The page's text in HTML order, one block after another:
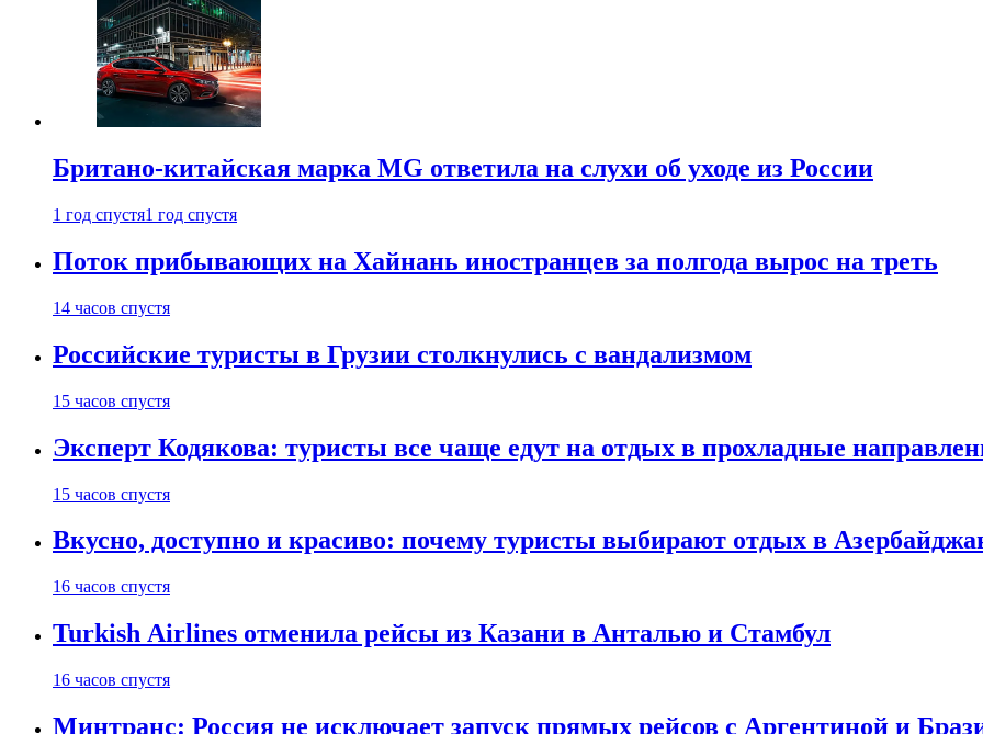
Британо-китайская марка MG ответила на слухи об уходе из России
1 год спустя1 год спустя
Поток прибывающих на Хайнань иностранцев за полгода вырос на треть
14 часов спустя
Российские туристы в Грузии столкнулись с вандализмом
15 часов спустя
Эксперт Кодякова: туристы все чаще едут на отдых в прохладные
15 часов спустя
Вкусно, доступно и красиво: почему туристы выбирают отдых в
16 часов спустя
Turkish Airlines отменила рейсы из Казани в Анталью и Стамбул
16 часов спустя
Минтранс: Россия не исключает запуск прямых рейсов с Аргентиной и